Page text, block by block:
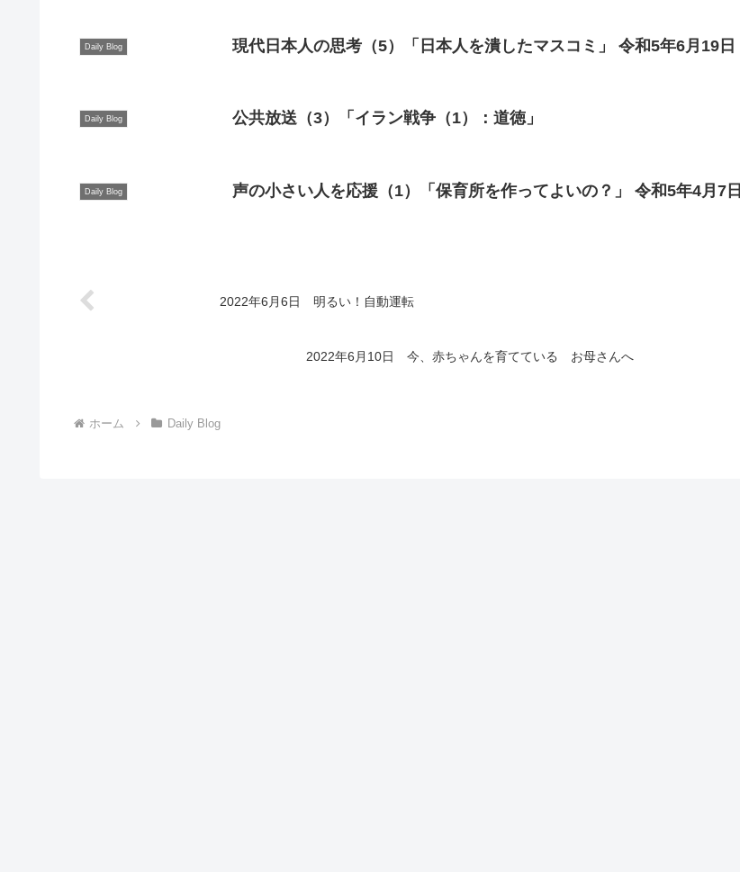
Daily Blog 現代日本人の思考（5）「日本人を潰したマスコミ」 令和5年6月19日
Daily Blog 公共放送（3）「イラン戦争（1）：道徳」
Daily Blog 声の小さい人を応援（1）「保育所を作ってよいの？」 令和5年4月7日
2022年6月6日 明るい！自動運転
2022年6月10日 今、赤ちゃんを育てている お母さんへ
ホーム Daily Blog